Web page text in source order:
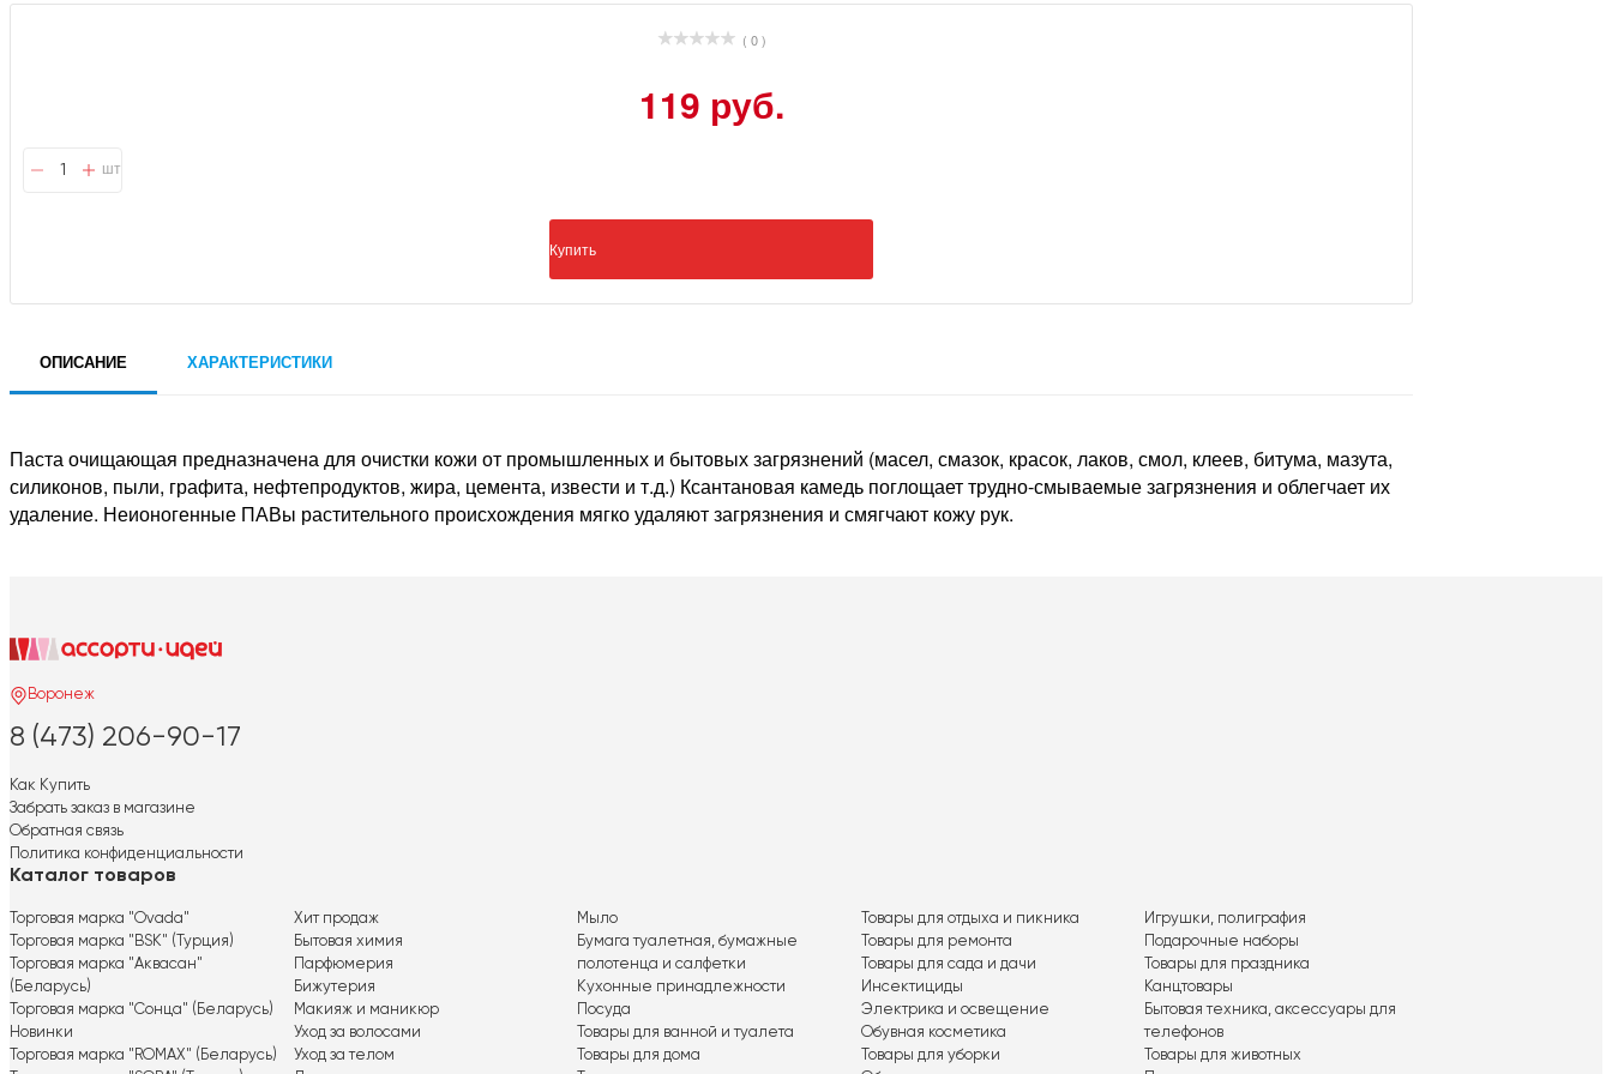
( 0 )
119 руб.
шт
Купить
ОПИСАНИЕ ХАРАКТЕРИСТИКИ
Паста очищающая предназначена для очистки кожи от промышленных и бытовых загрязнений (масел, смазок, красок, лаков, смол, клеев, битума, мазута,
силиконов, пыли, графита, нефтепродуктов, жира, цемента, извести и т.д.) Ксантановая камедь поглощает трудно-смываемые загрязнения и облегчает их
удаление. Неионогенные ПАВы растительного происхождения мягко удаляют загрязнения и смягчают кожу рук.
Воронеж
8 (473) 206-90-17
Как Купить
Забрать заказ в магазине
Обратная связь
Политика конфиденциальности
Каталог товаров
Торговая марка "Ovada"
Торговая марка "BSK" (Турция)
Торговая марка "Аквасан"
(Беларусь)
Торговая марка "Сонца" (Беларусь)
Новинки
Торговая марка "ROMAX" (Беларусь)
Хит продаж
Бытовая химия
Парфюмерия
Бижутерия
Макияж и маникюр
Уход за волосами
Уход за телом
Мыло
Бумага туалетная, бумажные
полотенца и салфетки
Кухонные принадлежности
Посуда
Товары для ванной и туалета
Товары для дома
Товары для отдыха и пикника
Товары для ремонта
Товары для сада и дачи
Инсектициды
Электрика и освещение
Обувная косметика
Товары для уборки
Игрушки, полиграфия
Подарочные наборы
Товары для праздника
Канцтовары
Бытовая техника, аксессуары для
телефонов
Товары для животных